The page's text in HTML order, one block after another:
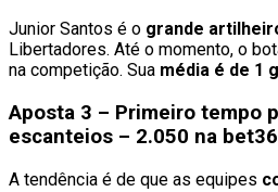
Junior Santos é o grande
Libertadores. Até o momento, o
na competição. Sua média é de 1
Aposta 3 – Primeiro tempo
escanteios – 2.050 na
A tendência é de que as equipes